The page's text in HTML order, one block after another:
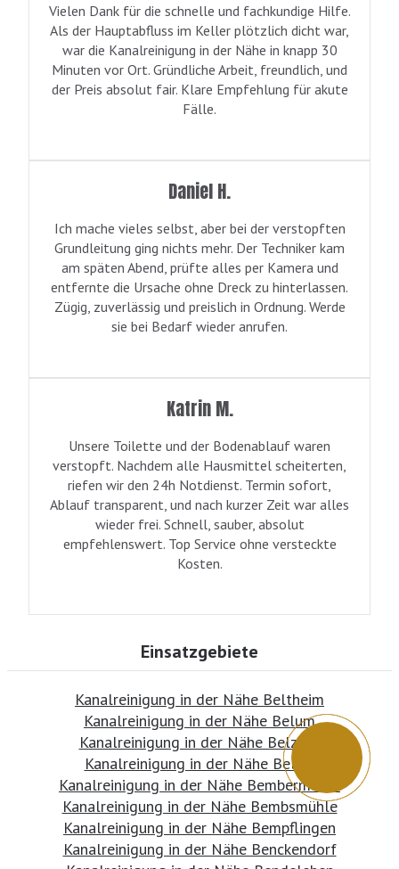
Vielen Dank für die schnelle und fachkundige Hilfe.
Als der Hauptabfluss im Keller plötzlich dicht war,
war die Kanalreinigung in der Nähe in knapp 30
Minuten vor Ort. Gründliche Arbeit, freundlich, und
der Preis absolut fair. Klare Empfehlung für akute
Fälle.
Daniel H.
Ich mache vieles selbst, aber bei der verstopften
Grundleitung ging nichts mehr. Der Techniker kam
am späten Abend, prüfte alles per Kamera und
entfernte die Ursache ohne Dreck zu hinterlassen.
Zügig, zuverlässig und preislich in Ordnung. Werde
sie bei Bedarf wieder anrufen.
Katrin M.
Unsere Toilette und der Bodenablauf waren
verstopft. Nachdem alle Hausmittel scheiterten,
riefen wir den 24h Notdienst. Termin sofort,
Ablauf transparent, und nach kurzer Zeit war alles
wieder frei. Schnell, sauber, absolut
empfehlenswert. Top Service ohne versteckte
Kosten.
Einsatzgebiete
Kanalreinigung in der Nähe Beltheim
Kanalreinigung in der Nähe Belum
Kanalreinigung in der Nähe Belzhof
Kanalreinigung in der Nähe Belzig
Kanalreinigung in der Nähe Bembermühle
Kanalreinigung in der Nähe Bembsmühle
Kanalreinigung in der Nähe Bempflingen
Kanalreinigung in der Nähe Benckendorf